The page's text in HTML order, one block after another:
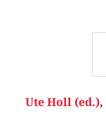
Ute Holl (ed.),